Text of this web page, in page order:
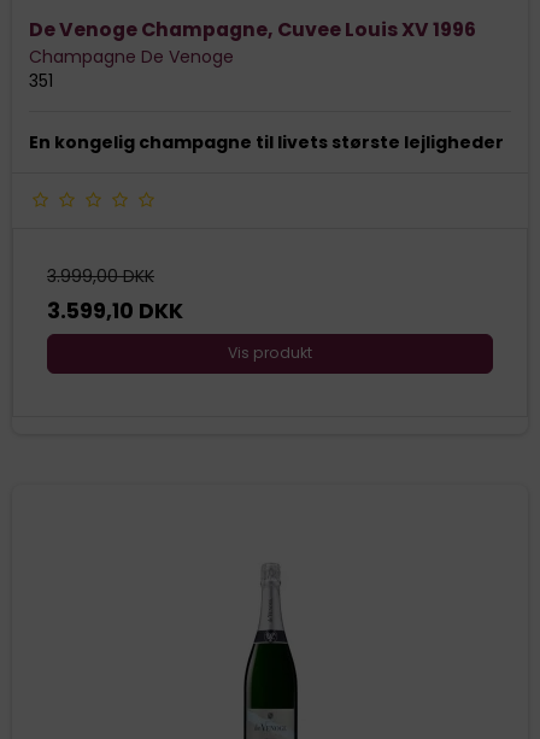
De Venoge Champagne, Cuvee Louis XV 1996
Champagne De Venoge
351
En kongelig champagne til livets største lejligheder
3.999,00 DKK
3.599,10 DKK
Vis produkt